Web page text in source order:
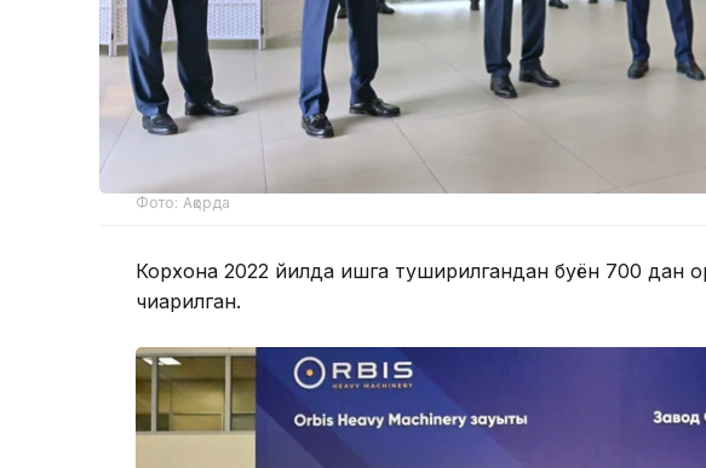
Фото: Ақорда
Корхона 2022 йилда ишга туширилгандан буён 700 дан
чиқарилган.